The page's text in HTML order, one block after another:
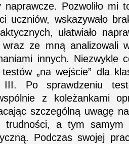
naprawcze. Pozwoliło mi
uczniów, wskazywało
ułatwiało
ze mną analizowali
innych. Niezwykle
testów „na wejście” dla
Po sprawdzeniu
z koleżankami
szczególną uwagę
trudności, a tym samym
Podczas swojej